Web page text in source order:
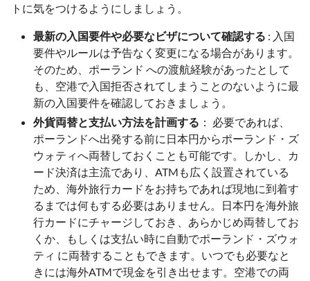
トに気をつけるようにしましょう。
最新の入国要件や必要なビザについて確認する : 入国
要件やルールは予告なく変更になる場合があります。
そのため、ポーランド への渡航経験があったとして
も、空港で入国拒否されてしまうことのないように最
新の入国要件を確認しておきましょう。
外貨両替と支払い方法を計画する ： 必要であれば、
ポーランドへ出発する前に日本円からポーランド・ズ
ウォティへ両替しておくことも可能です。しかし、カ
ード決済は主流であり、ATMも広く設置されている
ため、海外旅行カードをお持ちであれば現地に到着す
るまでは何もする必要はありません。日本円を海外旅
行カードにチャージしておき、あらかじめ両替してお
くか、もしくは支払い時に自動でポーランド・ズウォ
ティ に両替することもできます。いつでも必要なと
きには海外ATMで現金を引き出せます。空港での両